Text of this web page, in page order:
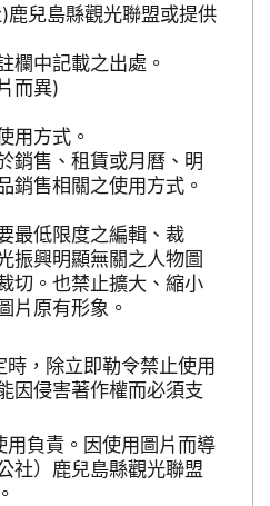
鹿兒島縣觀光聯盟或提供
欄中記載之出處。
而異)
用方式。
銷售、租賃或月曆、明
銷售相關之使用方式。
最低限度之編輯、裁
振興明顯無關之人物圖
切。也禁止擴大、縮小
片原有形象。
，除立即勒令禁止使用
因侵害著作權而必須支
負責。因使用圖片而導
社）鹿兒島縣觀光聯盟